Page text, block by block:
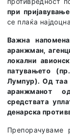
при
се плаќа најдоцна
Важна
аранжман,
локални
патувањето
Лумпур). Од таа
аранжманот
средствата
денарска
Препорачуваме